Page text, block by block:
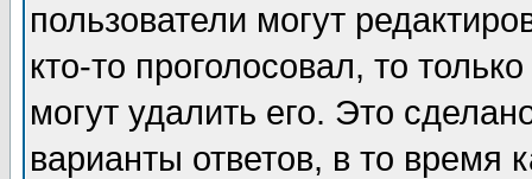
пользователи могут
кто-то проголосовал, то
могут удалить его. Это
варианты ответов, в то время